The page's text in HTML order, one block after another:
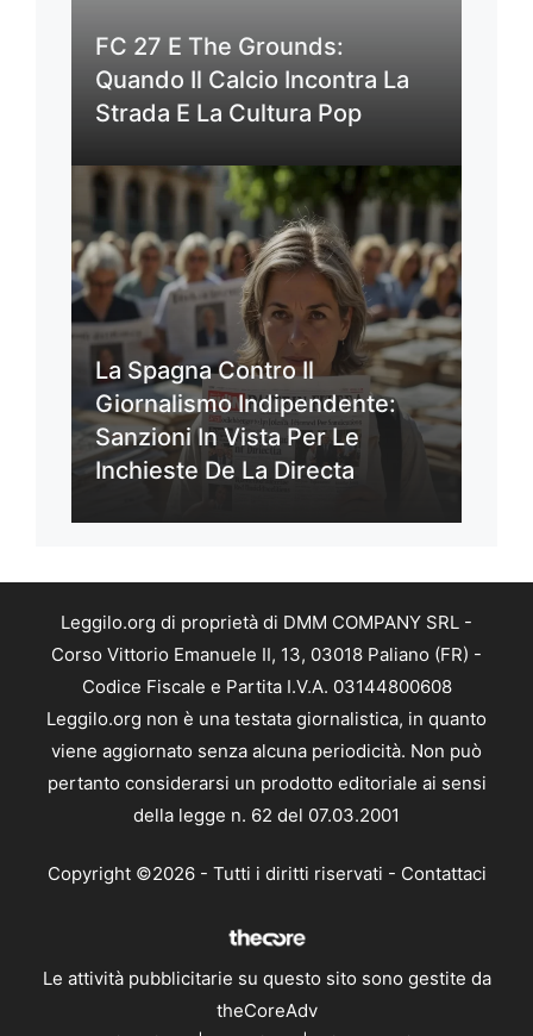
FC 27 E The Grounds:
Quando Il Calcio Incontra La
Strada E La Cultura Pop
La Spagna Contro Il
Giornalismo Indipendente:
Sanzioni In Vista Per Le
Inchieste De La Directa
Leggilo.org di proprietà di DMM COMPANY SRL -
Corso Vittorio Emanuele II, 13, 03018 Paliano (FR) -
Codice Fiscale e Partita I.V.A. 03144800608
Leggilo.org non è una testata giornalistica, in quanto
viene aggiornato senza alcuna periodicità. Non può
pertanto considerarsi un prodotto editoriale ai sensi
della legge n. 62 del 07.03.2001
Copyright ©2026 - Tutti i diritti riservati - Contattaci
Le attività pubblicitarie su questo sito sono gestite da
theCoreAdv